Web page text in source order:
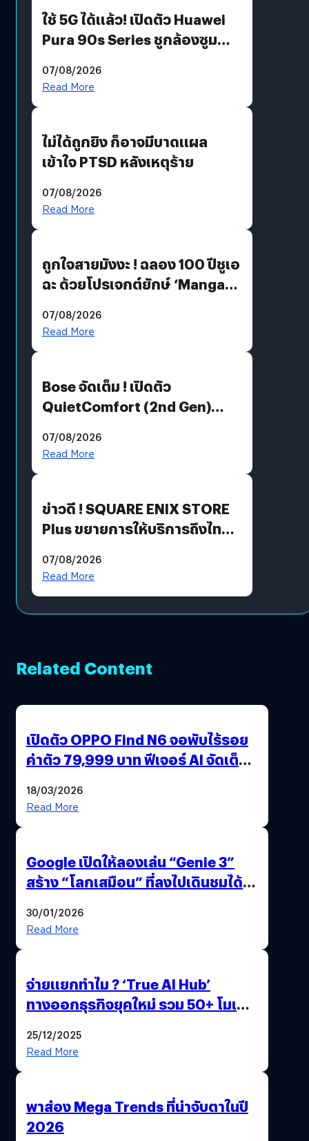
ใช้ 5G ได้แล้ว! เปิดตัว Huawei
Pura 90s Series ชูกล้องซูม
07/08/2026
Read More
ไม่ได้ถูกยิง ก็อาจมีบาดแผล
เข้าใจ PTSD หลังเหตุร้าย
07/08/2026
Read More
ถูกใจสายมังงะ ! ฉลอง 100 ปีชูเอ
ฉะ ด้วยโปรเจกต์ยักษ์ ‘Manga
มีภาษาไทยด้วย
07/08/2026
Read More
Bose จัดเต็ม ! เปิดตัว
QuietComfort (2nd Gen)
07/08/2026
Read More
ข่าวดี ! SQUARE ENIX STORE
Plus ขยายการให้บริการถึงไทย
โดยตรง
07/08/2026
Read More
Related Content
เปิดตัว OPPO Find N6 จอพับไร้รอย
ค่าตัว 79,999 บาท ฟีเจอร์ AI จัดเต็ม
18/03/2026
Read More
Google เปิดให้ลองเล่น “Genie 3”
สร้าง “โลกเสมือน” ที่ลงไปเดินชมได้
30/01/2026
Read More
จ่ายแยกทำไม ? ‘True AI Hub’
ทางออกธุรกิจยุคใหม่ รวม 50+ โมเดล
25/12/2025
Read More
พาส่อง Mega Trends ที่น่าจับตาในปี
2026